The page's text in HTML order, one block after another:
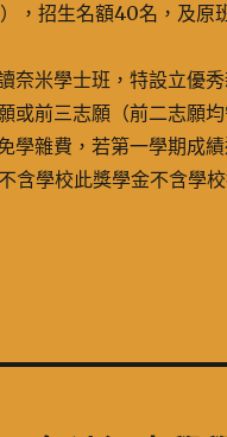
，招生名額40名，及原
奈米學士班，特設立優秀
或前三志願（前二志願
學雜費，若第一學期成
含學校此獎學金不含學